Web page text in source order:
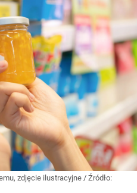
zdjęcie ilustracyjne / Źródło: